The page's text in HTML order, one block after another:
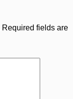
Required fields are